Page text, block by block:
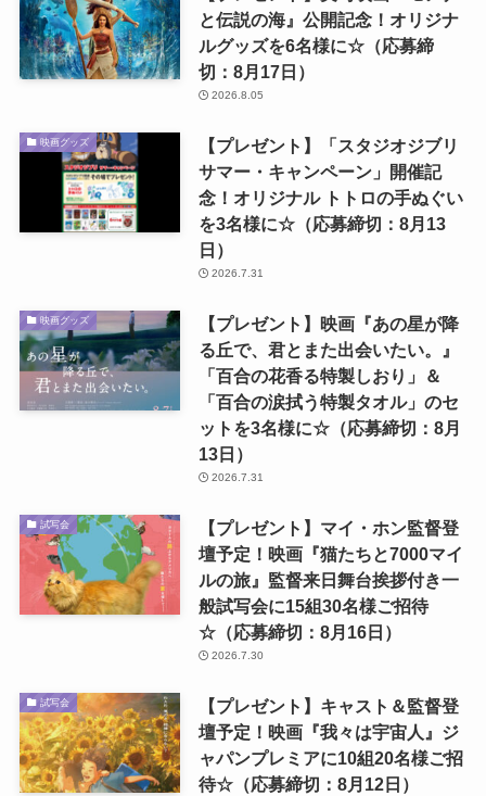
と伝説の海』公開記念！オリジナ
ルグッズを6名様に☆（応募締
切：8月17日）
2026.8.05
映画グッズ
【プレゼント】「スタジオジブリ
サマー・キャンペーン」開催記
念！オリジナル トトロの手ぬぐい
を3名様に☆（応募締切：8月13
日）
2026.7.31
映画グッズ
【プレゼント】映画『あの星が降
る丘で、君とまた出会いたい。』
「百合の花香る特製しおり」＆
「百合の涙拭う特製タオル」のセ
ットを3名様に☆（応募締切：8月
13日）
2026.7.31
試写会
【プレゼント】マイ・ホン監督登
壇予定！映画『猫たちと7000マイ
ルの旅』監督来日舞台挨拶付き一
般試写会に15組30名様ご招待
☆（応募締切：8月16日）
2026.7.30
試写会
【プレゼント】キャスト＆監督登
壇予定！映画『我々は宇宙人』ジ
ャパンプレミアに10組20名様ご招
待☆（応募締切：8月12日）